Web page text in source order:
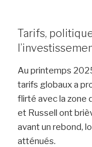
Tarifs,
Au printemps
tarifs globaux a
flirté avec la zone
et Russell ont
avant un rebond,
atténués.